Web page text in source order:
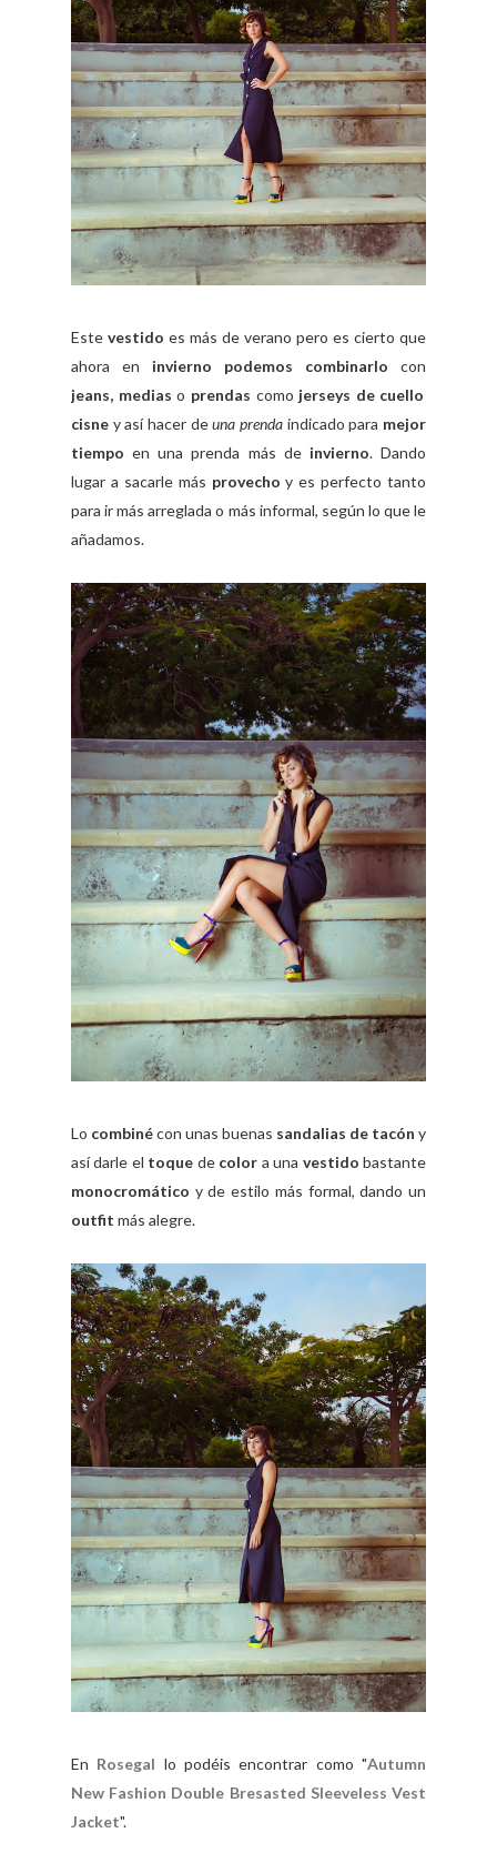
Este vestido es más de verano pero es cierto que
ahora en invierno podemos combinarlo con
jeans, medias o prendas como jerseys de cuello
cisne y así hacer deuna prenda indicado para mejor
tiempoen una prenda más de invierno. Dando
lugar a sacarle más provecho y es perfecto tanto
para ir más arreglada o más informal, según lo que le
añadamos.
Lo combinécon unas buenas sandalias de tacón y
así darle el toque de color a una vestido bastante
monocromático y de estilo más formal, dando un
outfit más alegre.
En Rosegal lo podéis encontrar como "Autumn
New Fashion Double Bresasted Sleeveless Vest
Jacket".